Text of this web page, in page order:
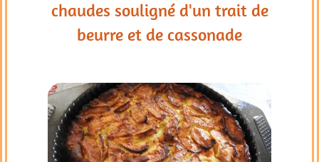
chaudes souligné d'un trait de
beurre et de cassonade